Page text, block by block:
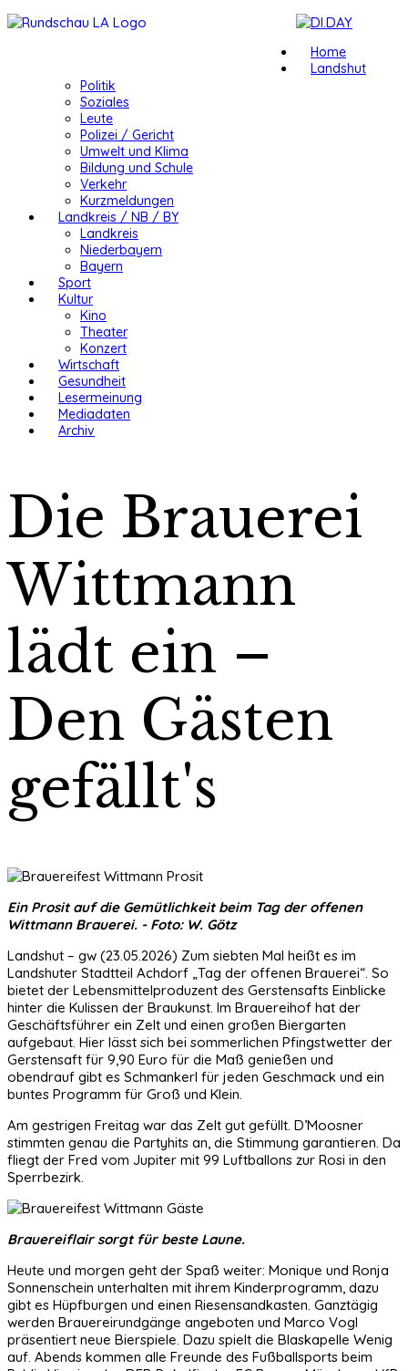
Home
Landshut
Politik
Soziales
Leute
Polizei / Gericht
Umwelt und Klima
Bildung und Schule
Verkehr
Kurzmeldungen
Landkreis / NB / BY
Landkreis
Niederbayern
Bayern
Sport
Kultur
Kino
Theater
Konzert
Wirtschaft
Gesundheit
Lesermeinung
Mediadaten
Archiv
Die Brauerei
Wittmann
lädt ein –
Den Gästen
gefällt's
Ein Prosit auf die Gemütlichkeit beim Tag der offenen
Wittmann Brauerei. - Foto: W. Götz
Landshut – gw (23.05.2026) Zum siebten Mal heißt es im
Landshuter Stadtteil Achdorf „Tag der offenen Brauerei“. So
bietet der Lebensmittelproduzent des Gerstensafts Einblicke
hinter die Kulissen der Braukunst. Im Brauereihof hat der
Geschäftsführer ein Zelt und einen großen Biergarten
aufgebaut. Hier lässt sich bei sommerlichen Pfingstwetter der
Gerstensaft für 9,90 Euro für die Maß genießen und
obendrauf gibt es Schmankerl für jeden Geschmack und ein
buntes Programm für Groß und Klein.
Am gestrigen Freitag war das Zelt gut gefüllt. D’Moosner
stimmten genau die Partyhits an, die Stimmung garantieren. Da
fliegt der Fred vom Jupiter mit 99 Luftballons zur Rosi in den
Sperrbezirk.
Brauereiflair sorgt für beste Laune.
Heute und morgen geht der Spaß weiter: Monique und Ronja
Sonnenschein unterhalten mit ihrem Kinderprogramm, dazu
gibt es Hüpfburgen und einen Riesensandkasten. Ganztägig
werden Brauereirundgänge angeboten und Marco Vogl
präsentiert neue Bierspiele. Dazu spielt die Blaskapelle Wenig
auf. Abends kommen alle Freunde des Fußballsports beim